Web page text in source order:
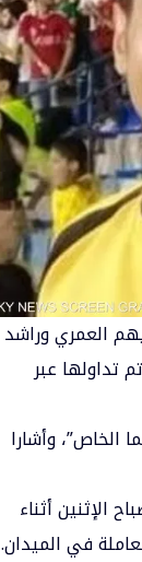
العمري وراشد
تداولها عبر
وأشارا
الإثنين أثناء
في الميدان.